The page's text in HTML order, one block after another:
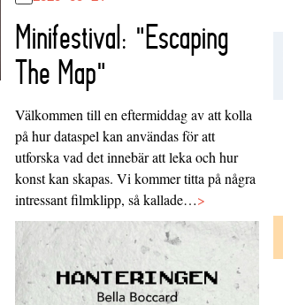
Minifestival: "Escaping
The Map"
Välkommen till en eftermiddag av att kolla
på hur dataspel kan användas för att
utforska vad det innebär att leka och hur
konst kan skapas. Vi kommer titta på några
intressant filmklipp, så kallade…>